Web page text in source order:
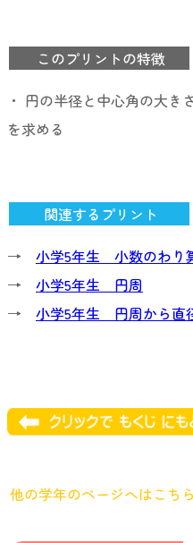
このプリントの特徴
・ 円の半径と中心角の大き
を求める
関連するプリント
→ 小学5年生 小数のわり
→ 小学5年生 円周
→ 小学5年生 円周から直
他の学年のページへはこち